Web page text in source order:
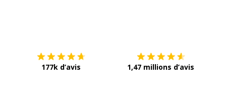
177k d’avis 1,47 millions d’avis